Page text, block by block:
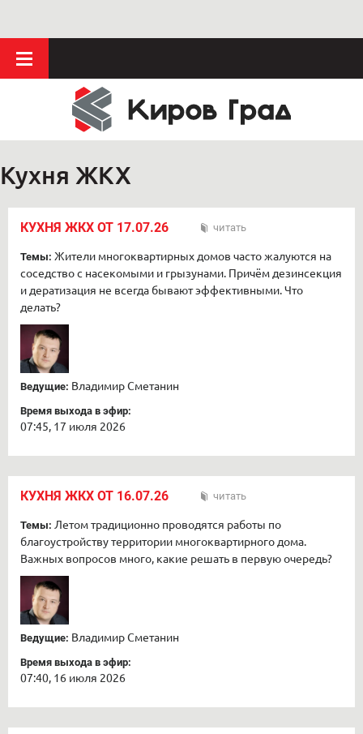
Кухня ЖКХ
КУХНЯ ЖКХ ОТ 17.07.26 читать
Темы: Жители многоквартирных домов часто жалуются на
соседство с насекомыми и грызунами. Причём дезинсекция
и дератизация не всегда бывают эффективными. Что
делать?
Ведущие: Владимир Сметанин
Время выхода в эфир:
07:45, 17 июля 2026
КУХНЯ ЖКХ ОТ 16.07.26 читать
Темы: Летом традиционно проводятся работы по
благоустройству территории многоквартирного дома.
Важных вопросов много, какие решать в первую очередь?
Ведущие: Владимир Сметанин
Время выхода в эфир:
07:40, 16 июля 2026